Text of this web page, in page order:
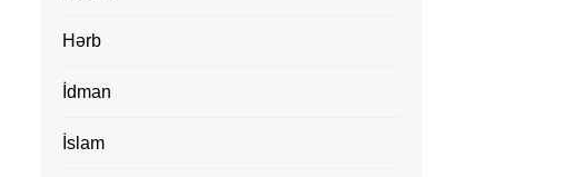
Hərb
İdman
İslam